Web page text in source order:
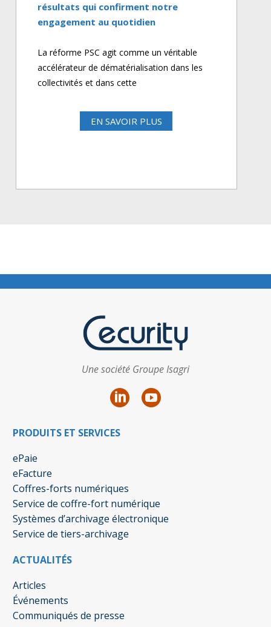
résultats qui confirment notre
engagement au quotidien
La réforme PSC agit comme un véritable
accélérateur de dématérialisation dans les
collectivités et dans cette
EN SAVOIR PLUS
Une société Groupe Isagri
PRODUITS ET SERVICES
ePaie
eFacture
Coffres-forts numériques
Service de coffre-fort numérique
Systèmes d’archivage électronique
Service de tiers-archivage
ACTUALITÉS
Articles
Événements
Communiqués de presse